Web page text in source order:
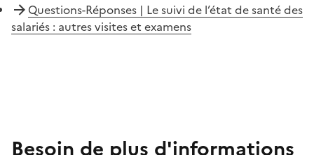
Questions-Réponses | Le suivi de l’état de santé des
salariés : autres visites et examens
Besoin de plus d'informations